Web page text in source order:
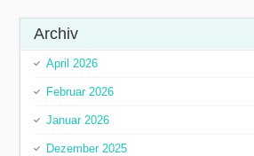
Archiv
April 2026
Februar 2026
Januar 2026
Dezember 2025